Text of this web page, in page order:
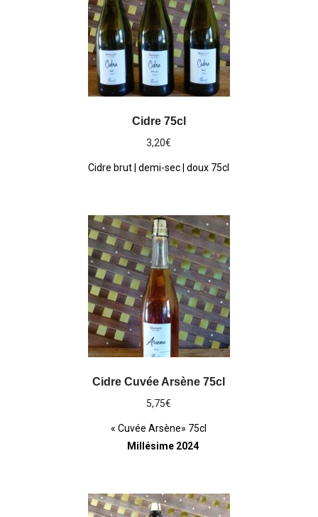
Cidre 75cl
3,20€
Cidre brut | demi-sec | doux 75cl
Cidre Cuvée Arsène 75cl
5,75€
« Cuvée Arsène» 75cl
Millésime 2024